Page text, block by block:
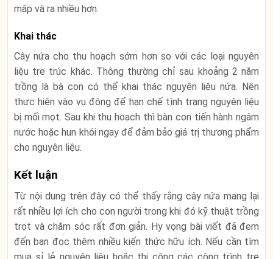
mập và ra nhiều hơn.
Khai thác
Cây nứa cho thu hoạch sớm hơn so với các loại nguyên
liệu tre trúc khác. Thông thường chỉ sau khoảng 2 năm
trồng là bà con có thể khai thác nguyên liệu nứa. Nên
thực hiện vào vụ đông để hạn chế tình trạng nguyên liệu
bị mối mọt. Sau khi thu hoạch thì bàn con tiến hành ngâm
nước hoặc hun khói ngay để đảm bảo giá trị thương phẩm
cho nguyên liệu.
Kết luận
Từ nội dung trên đây có thể thấy rằng cây nứa mang lại
rất nhiều lợi ích cho con người trong khi đó kỹ thuật trồng
trọt và chăm sóc rất đơn giản. Hy vọng bài viết đã đem
đến bạn đọc thêm nhiều kiến thức hữu ích. Nếu cần tìm